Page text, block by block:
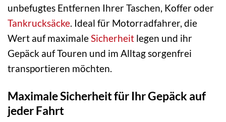
unbefugtes Entfernen Ihrer Taschen, Koffer oder
Tankrucksäcke. Ideal für Motorradfahrer, die
Wert auf maximaleSicherheit legen und ihr
Gepäck auf Touren und im Alltag sorgenfrei
transportieren möchten.
Maximale Sicherheit für Ihr Gepäck auf
jeder Fahrt